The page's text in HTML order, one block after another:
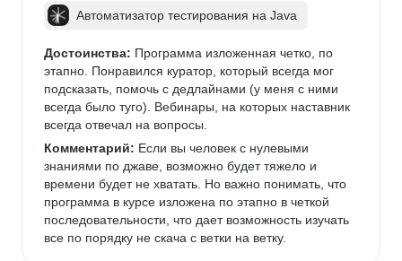
Автоматизатор тестирования на Java
Достоинства: Программа изложенная четко, по
этапно. Понравился куратор, который всегда мог
подсказать, помочь с дедлайнами (у меня с ними
всегда было туго). Вебинары, на которых наставник
всегда отвечал на вопросы.
Комментарий: Если вы человек с нулевыми
знаниями по джаве, возможно будет тяжело и
времени будет не хватать. Но важно понимать, что
программа в курсе изложена по этапно в четкой
последовательности, что дает возможность изучать
все по порядку не скача с ветки на ветку.